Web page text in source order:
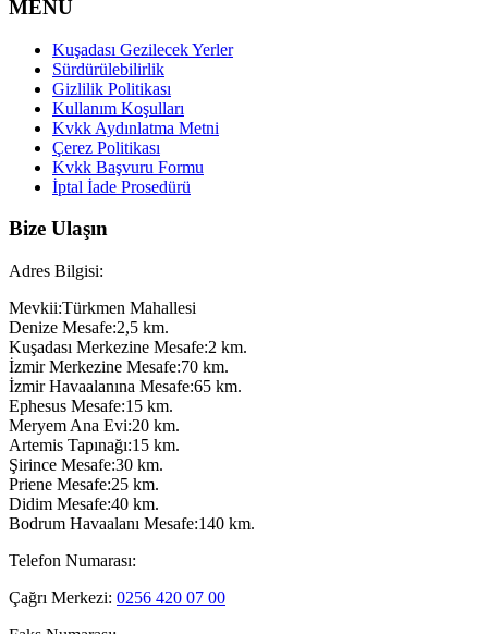
MENÜ
Kuşadası Gezilecek Yerler
Sürdürülebilirlik
Gizlilik Politikası
Kullanım Koşulları
Kvkk Aydınlatma Metni
Çerez Politikası
Kvkk Başvuru Formu
İptal İade Prosedürü
Bize Ulaşın
Adres Bilgisi:
Mevkii:Türkmen Mahallesi
Denize Mesafe:2,5 km.
Kuşadası Merkezine Mesafe:2 km.
İzmir Merkezine Mesafe:70 km.
İzmir Havaalanına Mesafe:65 km.
Ephesus Mesafe:15 km.
Meryem Ana Evi:20 km.
Artemis Tapınağı:15 km.
Şirince Mesafe:30 km.
Priene Mesafe:25 km.
Didim Mesafe:40 km.
Bodrum Havaalanı Mesafe:140 km.
Telefon Numarası:
Çağrı Merkezi: 0256 420 07 00